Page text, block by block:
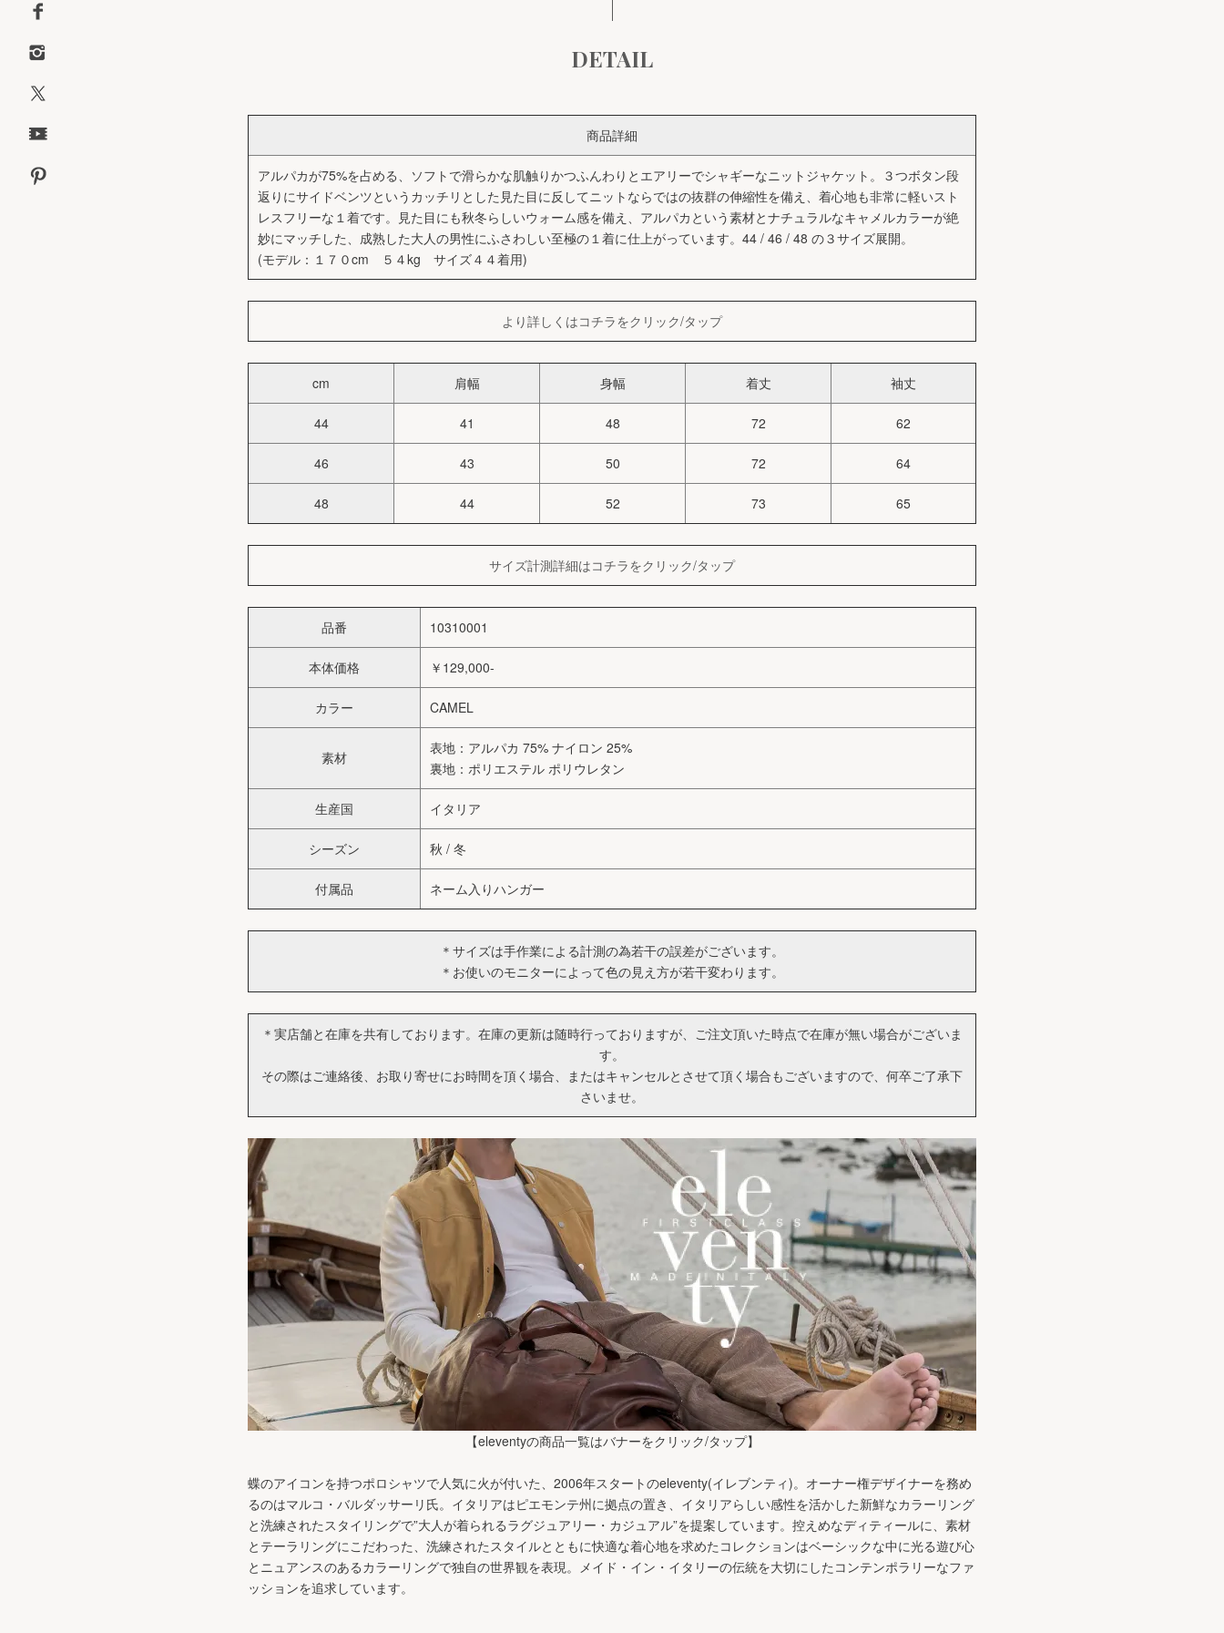
DETAIL
商品詳細
アルパカが75%を占める、ソフトで滑らかな肌触りかつふんわりとエアリーでシャギーなニットジャケット。３つボタン段
返りにサイドベンツというカッチリとした見た目に反してニットならではの抜群の伸縮性を備え、着心地も非常に軽いスト
レスフリーな１着です。見た目にも秋冬らしいウォーム感を備え、アルパカという素材とナチュラルなキャメルカラーが絶
妙にマッチした、成熟した大人の男性にふさわしい至極の１着に仕上がっています。44 / 46 / 48 の３サイズ展開。
(モデル：１７０cm ５４kg サイズ４４着用)
より詳しくはコチラをクリック/タップ
cm 肩幅 身幅 着丈 袖丈
44 41 48 72 62
46 43 50 72 64
48 44 52 73 65
サイズ計測詳細はコチラをクリック/タップ
品番 10310001
本体価格 ￥129,000-
カラー CAMEL
素材
表地：アルパカ 75% ナイロン 25%
裏地：ポリエステル ポリウレタン
生産国 イタリア
シーズン 秋 / 冬
付属品 ネーム入りハンガー
＊サイズは手作業による計測の為若干の誤差がございます。
＊お使いのモニターによって色の見え方が若干変わります。
＊実店舗と在庫を共有しております。在庫の更新は随時行っておりますが、ご注文頂いた時点で在庫が無い場合がございま
す。
その際はご連絡後、お取り寄せにお時間を頂く場合、またはキャンセルとさせて頂く場合もございますので、何卒ご了承下
さいませ。
【eleventyの商品一覧はバナーをクリック/タップ】
蝶のアイコンを持つポロシャツで人気に火が付いた、2006年スタートのeleventy(イレブンティ)。オーナー権デザイナーを務め
るのはマルコ・バルダッサーリ氏。イタリアはピエモンテ州に拠点の置き、イタリアらしい感性を活かした新鮮なカラーリング
と洗練されたスタイリングで”大人が着られるラグジュアリー・カジュアル”を提案しています。控えめなディティールに、素材
とテーラリングにこだわった、洗練されたスタイルとともに快適な着心地を求めたコレクションはベーシックな中に光る遊び心
とニュアンスのあるカラーリングで独自の世界観を表現。メイド・イン・イタリーの伝統を大切にしたコンテンポラリーなファ
ッションを追求しています。